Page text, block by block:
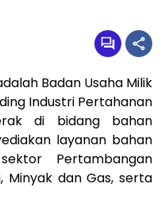
Badan Usaha Milik
Industri Pertahanan
di bidang bahan
layanan bahan
Pertambangan
Minyak dan Gas, serta